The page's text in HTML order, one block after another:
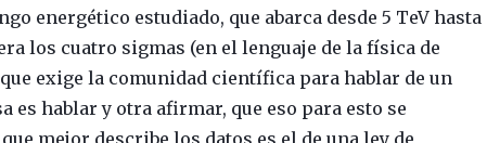
energético estudiado, que abarca desde 5 TeV hasta
los cuatro sigmas (en el lenguaje de la física de
exige la comunidad científica para hablar de un
es hablar y otra afirmar, que eso para esto se